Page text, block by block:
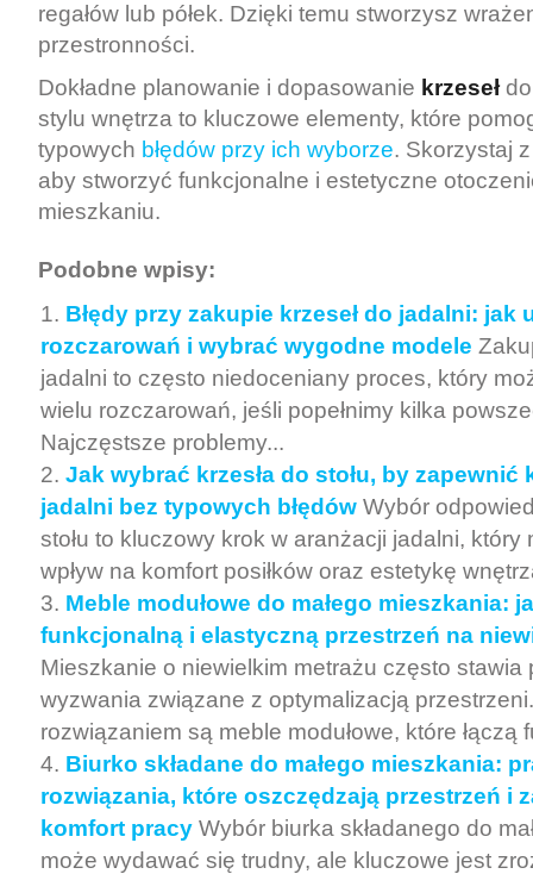
regałów lub półek. Dzięki temu stworzysz
przestronności.
Dokładne planowanie i dopasowanie krzesełdo
stylu wnętrza to kluczowe elementy, które
typowych błędów przy ich wyborze. Skorzystaj
aby stworzyć funkcjonalne i estetyczne
mieszkaniu.
Podobne wpisy:
Błędy przy zakupie krzeseł do jadalni: jak
rozczarowań i wybrać wygodne modele
jadalni to często niedoceniany proces, który
wielu rozczarowań, jeśli popełnimy kilka
Najczęstsze problemy...
Jak wybrać krzesła do stołu, by zapewnić
jadalni bez typowych błędów Wybór
stołu to kluczowy krok w aranżacji jadalni, który
wpływ na komfort posiłków oraz estetykę
Meble modułowe do małego mieszkania:
funkcjonalną i elastyczną przestrzeń na
Mieszkanie o niewielkim metrażu często stawia
wyzwania związane z optymalizacją
rozwiązaniem są meble modułowe, które łączą
Biurko składane do małego mieszkania:
rozwiązania, które oszczędzają przestrzeń i
komfort pracy Wybór biurka składanego do
może wydawać się trudny, ale kluczowe jest